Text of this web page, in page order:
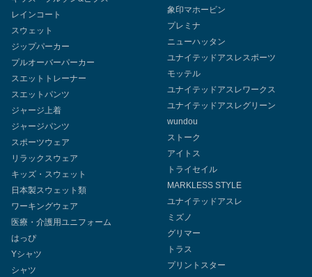
レインコート
スウェット
ジップパーカー
プルオーバーパーカー
スエットトレーナー
スエットパンツ
ジャージ上着
ジャージパンツ
スポーツウェア
リラックスウェア
キッズ・スウェット
日本製スウェット類
ワーキングウェア
医療・介護用ユニフォーム
はっぴ
Yシャツ
シャツ
象印マホービン
プレミナ
ニューハッタン
ユナイテッドアスレスポーツ
モッテル
ユナイテッドアスレワークス
ユナイテッドアスレグリーン
wundou
ストーク
アイトス
トライセイル
MARKLESS STYLE
ユナイテッドアスレ
ミズノ
グリマー
トラス
プリントスター